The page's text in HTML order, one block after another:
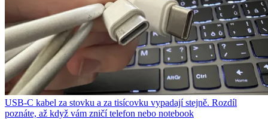
USB-C kabel za stovku a za tisícovku vypadají stejně. Rozdíl
poznáte, až když vám zničí telefon nebo notebook